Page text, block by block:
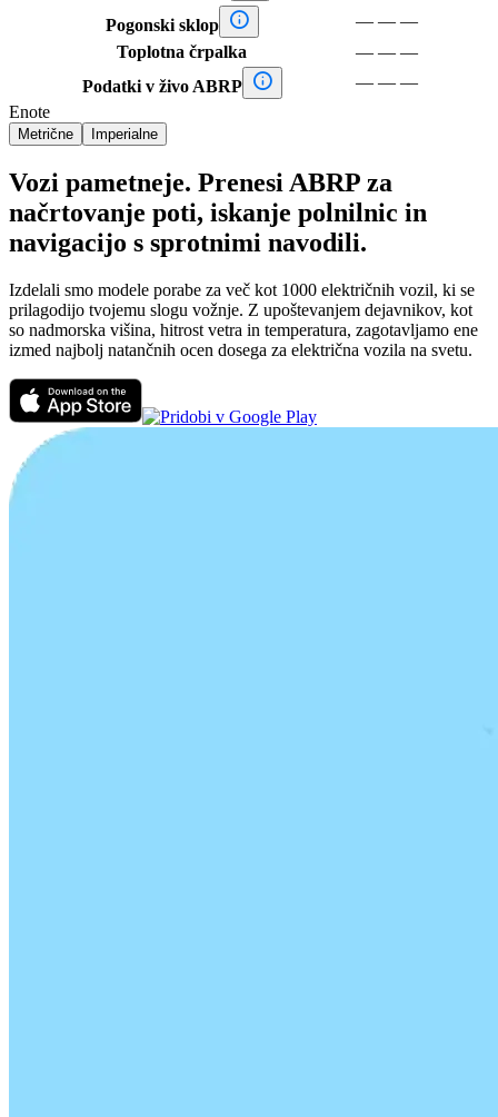
Pogonski sklop  — — —
Toplotna črpalka
— — —
Podatki v živo ABRP
 — — —
Enote
Metrične Imperialne
Vozi pametneje. Prenesi ABRP za
načrtovanje poti, iskanje polnilnic in
navigacijo s sprotnimi navodili.
Izdelali smo modele porabe za več kot 1000 električnih vozil, ki se
prilagodijo tvojemu slogu vožnje. Z upoštevanjem dejavnikov, kot
so nadmorska višina, hitrost vetra in temperatura, zagotavljamo ene
izmed najbolj natančnih ocen dosega za električna vozila na svetu.